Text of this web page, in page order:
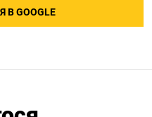
GOOGLE